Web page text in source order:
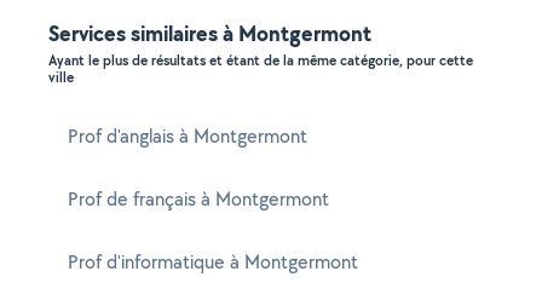
Services similaires à Montgermont
Ayant le plus de résultats et étant de la même catégorie, pour cette
ville
Prof d'anglais à Montgermont
Prof de français à Montgermont
Prof d'informatique à Montgermont